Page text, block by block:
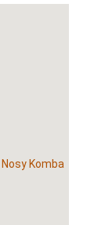
Nosy Komba